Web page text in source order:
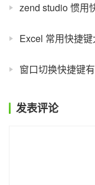
zend studio 惯用
Excel 常用快捷
窗口切换快捷键
发表评论